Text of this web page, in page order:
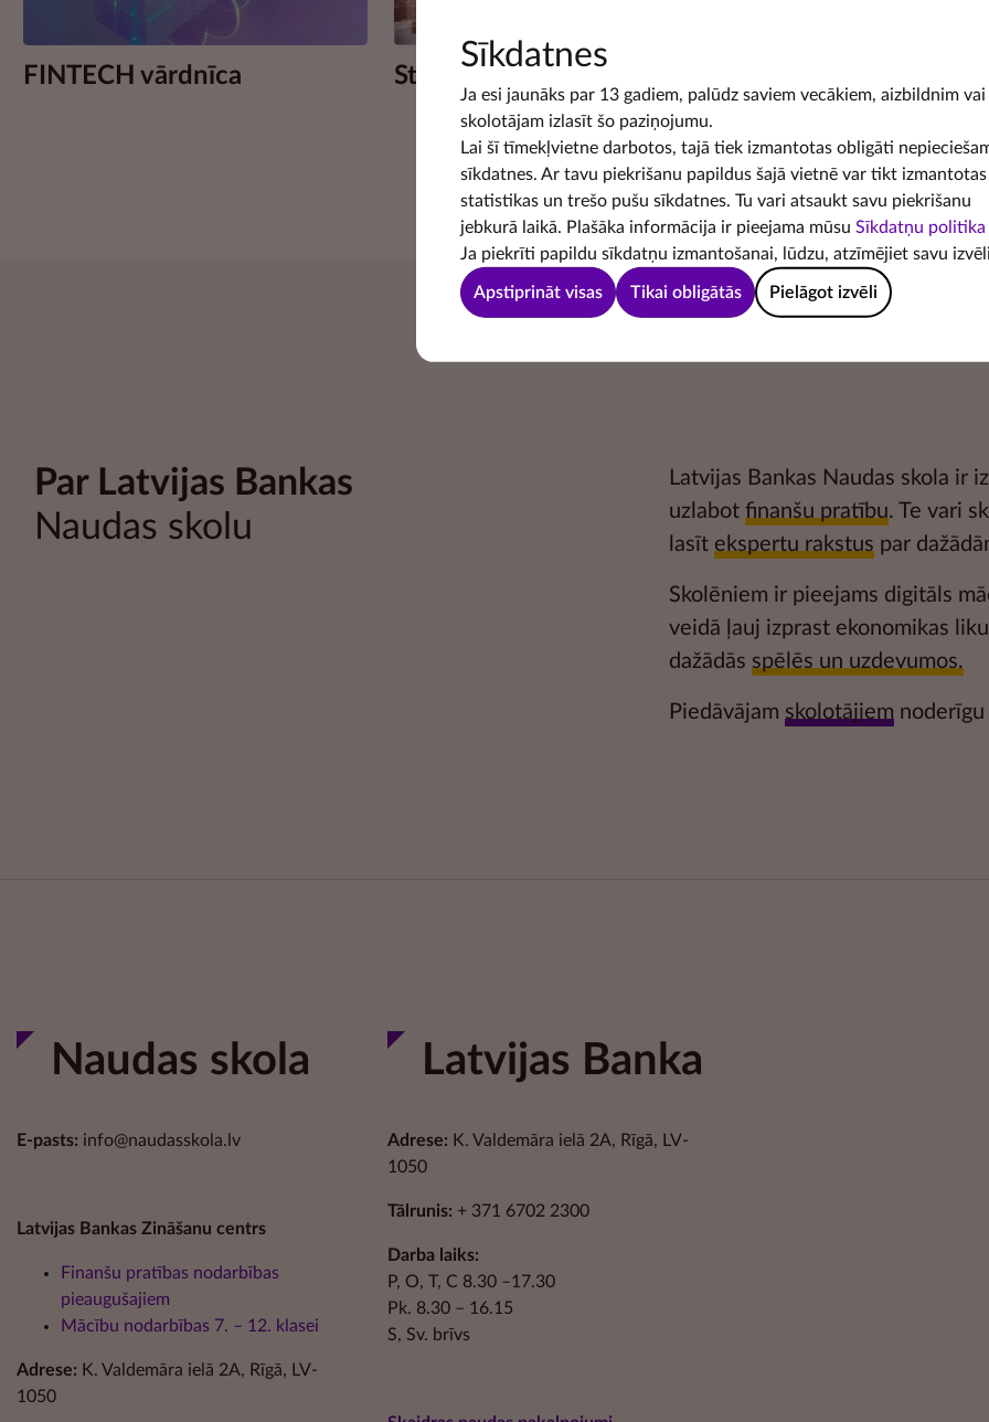
Sīkdatnes
Ja esi jaunāks par 13 gadiem, palūdz saviem vecākiem, aizbildnim vai
skolotājam izlasīt šo paziņojumu.
Lai šī tīmekļvietne darbotos, tajā tiek izmantotas obligāti
sīkdatnes. Ar tavu piekrišanu papildus šajā vietnē var tikt izmantotas
statistikas un trešo pušu sīkdatnes. Tu vari atsaukt savu piekrišanu
jebkurā laikā. Plašāka informācija ir pieejama mūsu Sīkdatņu politika
Ja piekrīti papildu sīkdatņu izmantošanai, lūdzu, atzīmējiet savu
Apstiprināt visas Tikai obligātās Pielāgot izvēli
FINTECH vārdnīca Statistikā lietotie jēdzieni
Par Latvijas Bankas
Naudas skolu
Latvijas Bankas Naudas skola ir
uzlabotfinanšu pratību. Te vari
lasīt ekspertu rakstus par
Skolēniem ir pieejams digitāls
veidā ļauj izprast ekonomikas
dažādās spēlēs un uzdevumos.
Piedāvājam skolotājiem
Naudas skola
E-pasts: info@naudasskola.lv
Latvijas Bankas Zināšanu centrs
Finanšu pratības nodarbības
pieaugušajiem
Mācību nodarbības 7. – 12. klasei
Adrese: K. Valdemāra ielā 2A, Rīgā, LV-
1050
Latvijas Banka
Adrese: K. Valdemāra ielā 2A, Rīgā, LV-
1050
Tālrunis: + 371 6702 2300
Darba laiks:
P, O, T, C 8.30 –17.30
Pk. 8.30 – 16.15
S, Sv. brīvs